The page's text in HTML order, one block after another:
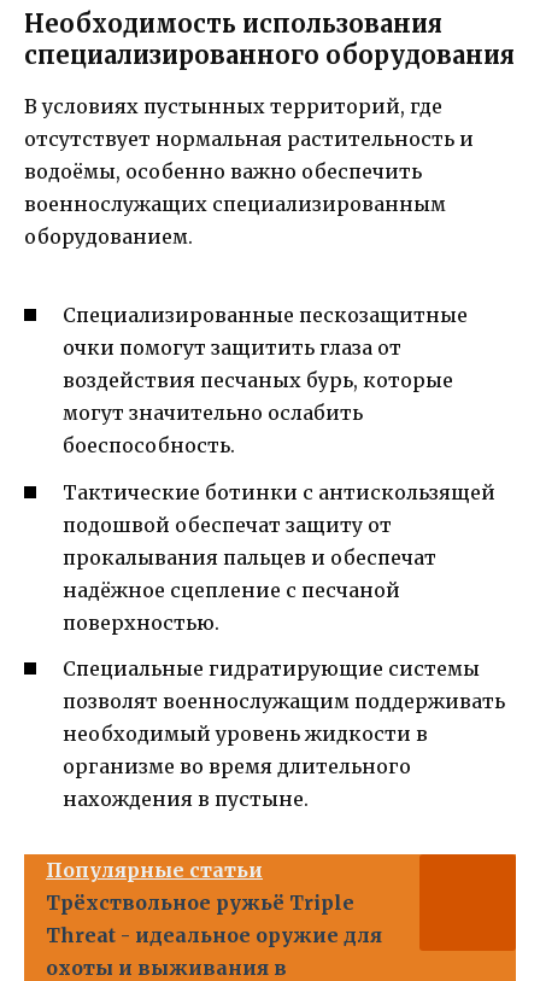
Необходимость использования
специализированного оборудования
В условиях пустынных территорий, где
отсутствует нормальная растительность и
водоёмы, особенно важно обеспечить
военнослужащих специализированным
оборудованием.
Специализированные пескозащитные
очки помогут защитить глаза от
воздействия песчаных бурь, которые
могут значительно ослабить
боеспособность.
Тактические ботинки с антискользящей
подошвой обеспечат защиту от
прокалывания пальцев и обеспечат
надёжное сцепление с песчаной
поверхностью.
Специальные гидратирующие системы
позволят военнослужащим поддерживать
необходимый уровень жидкости в
организме во время длительного
нахождения в пустыне.
Популярные статьи
Трёхствольное ружьё Triple
Threat - идеальное оружие для
охоты и выживания в